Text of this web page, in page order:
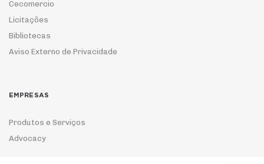
Cecomercio
Licitações
Bibliotecas
Aviso Externo de Privacidade
EMPRESAS
Produtos e Serviços
Advocacy